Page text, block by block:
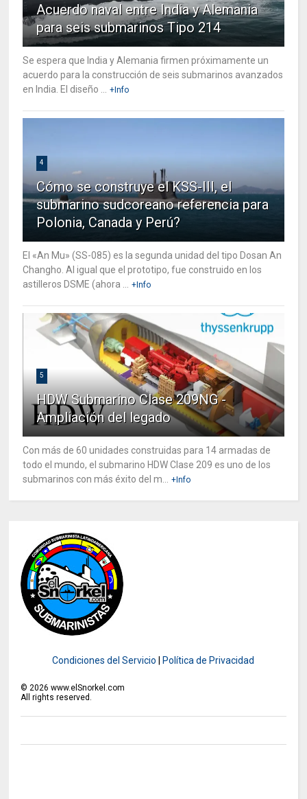
Acuerdo naval entre India y Alemania
para seis submarinos Tipo 214
Se espera que India y Alemania firmen próximamente un
acuerdo para la construcción de seis submarinos avanzados
en India. El diseño ...
+Info
4
Cómo se construye el KSS-III, el
submarino sudcoreano referencia para
Polonia, Canada y Perú?
El «An Mu» (SS-085) es la segunda unidad del tipo Dosan An
Changho. Al igual que el prototipo, fue construido en los
astilleros DSME (ahora ...
+Info
5
HDW Submarino Clase 209NG -
Ampliación del legado
Con más de 60 unidades construidas para 14 armadas de
todo el mundo, el submarino HDW Clase 209 es uno de los
submarinos con más éxito del m...
+Info
Condiciones del Servicio Política de Privacidad
© 2026 www.elSnorkel.com
All rights reserved.